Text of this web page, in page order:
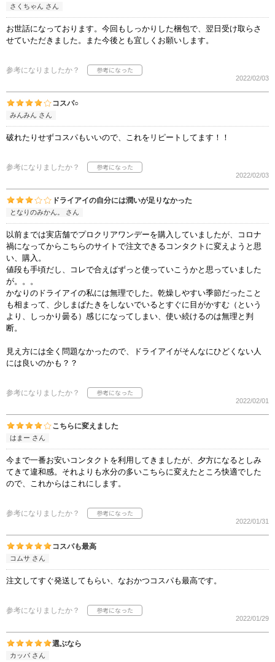
さくちゃん さん
お世話になっております。今回もしっかりした梱包で、翌日受け取らさ
せていただきました。また今後とも宜しくお願いします。
参考になりましたか？
2022/02/03
コスパ○
みんみん さん
破れたりせずコスパもいいので、これをリピートしてます！！
参考になりましたか？
2022/02/03
ドライアイの自分には潤いが足りなかった
となりのみかん。 さん
以前までは実店舗でプロクリアワンデーを購入していましたが、コロナ
禍になってからこちらのサイトで注文できるコンタクトに変えようと思
い、購入。
値段も手頃だし、コレで合えばずっと使っていこうかと思っていました
が。。。
かなりのドライアイの私には無理でした。乾燥しやすい季節だったこと
も相まって、少しまばたきをしないでいるとすぐに目がかすむ（という
より、しっかり曇る）感じになってしまい、使い続けるのは無理と判
断。
見え方には全く問題なかったので、ドライアイがそんなにひどくない人
には良いのかも？？
参考になりましたか？
2022/02/01
こちらに変えました
はまー さん
今まで一番お安いコンタクトを利用してきましたが、夕方になるとしみ
てきて違和感。それよりも水分の多いこちらに変えたところ快適でした
ので、これからはこれにします。
参考になりましたか？
2022/01/31
コスパも最高
コムサ さん
注文してすぐ発送してもらい、なおかつコスパも最高です。
参考になりましたか？
2022/01/29
選ぶなら
カッパ さん